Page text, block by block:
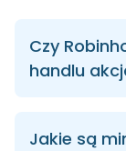
Czy
handlu
Jakie są